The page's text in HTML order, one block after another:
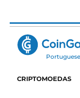
Portuguese
CRIPTOMOEDAS